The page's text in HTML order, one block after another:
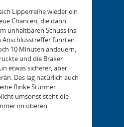
Lipperreihe wieder ein
Chancen, die dann
unhaltbaren Schuss ins
Anschlusstreffer führten.
10 Minuten andauern,
und die Braker
etwas sicherer, aber
Das lag natürlich auch
flinke Stürmer
umsonst steht die
im oberen